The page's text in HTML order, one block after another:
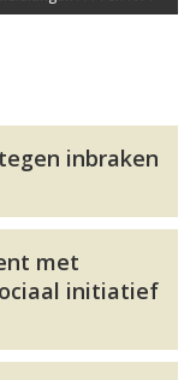
inbraken
met
initiatief